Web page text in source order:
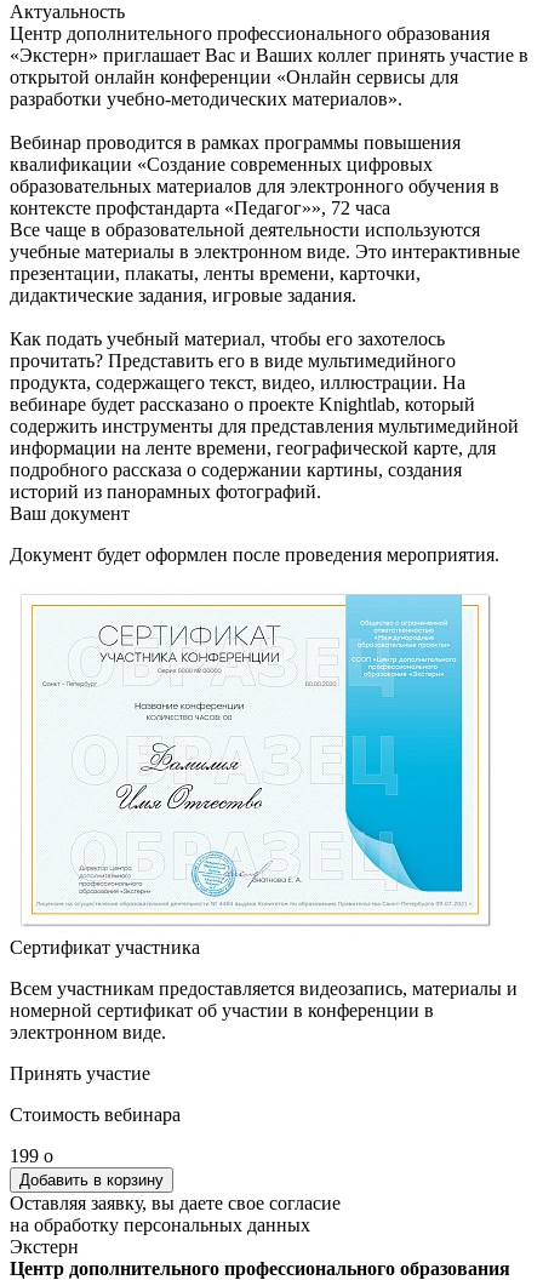
Актуальность
Центр дополнительного профессионального образования
«Экстерн» приглашает Вас и Ваших коллег принять участие в
открытой онлайн конференции «Онлайн сервисы для
разработки учебно-методических материалов».
Вебинар проводится в рамках программы повышения
квалификации «Создание современных цифровых
образовательных материалов для электронного обучения в
контексте профстандарта «Педагог»», 72 часа
Все чаще в образовательной деятельности используются
учебные материалы в электронном виде. Это интерактивные
презентации, плакаты, ленты времени, карточки,
дидактические задания, игровые задания.
Как подать учебный материал, чтобы его захотелось
прочитать? Представить его в виде мультимедийного
продукта, содержащего текст, видео, иллюстрации. На
вебинаре будет рассказано о проекте Knightlab, который
содержить инструменты для представления мультимедийной
информации на ленте времени, географической карте, для
подробного рассказа о содержании картины, создания
историй из панорамных фотографий.
Ваш документ
Документ будет оформлен после проведения мероприятия.
Сертификат участника
Всем участникам предоставляется видеозапись, материалы и
номерной сертификат об участии в конференции в
электронном виде.
Принять участие
Стоимость вебинара
199 o
Оставляя заявку, вы даете свое согласие
на обработку персональных данных
Экстерн
Центр дополнительного профессионального образования